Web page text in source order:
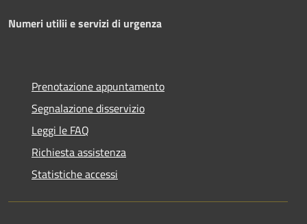
Numeri utilii e servizi di urgenza
Prenotazione appuntamento
Segnalazione disservizio
Leggi le FAQ
Richiesta assistenza
Statistiche accessi